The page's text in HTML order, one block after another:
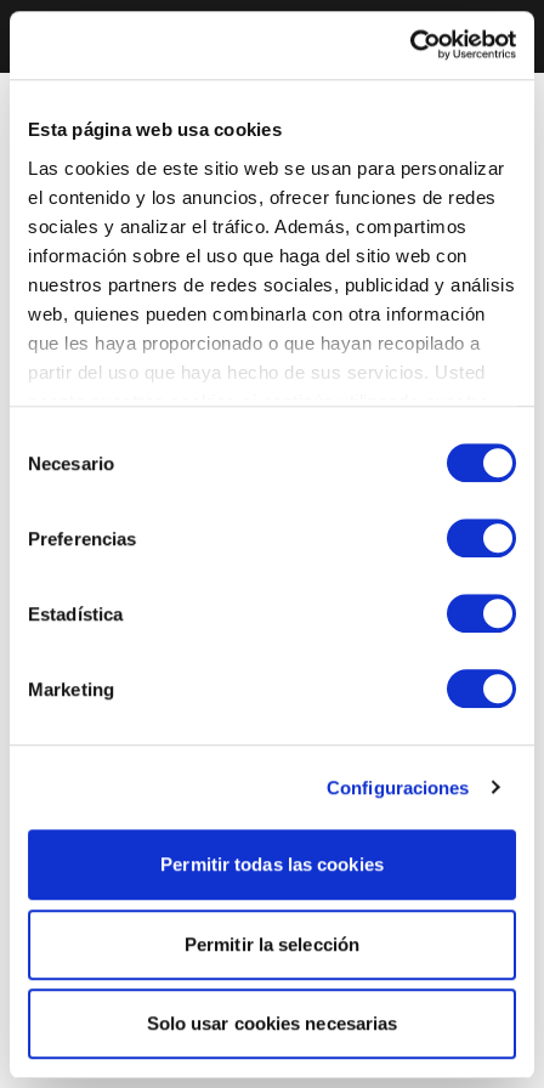
Esta página web usa cookies
Las cookies de este sitio web se usan para personalizar
el contenido y los anuncios, ofrecer funciones de redes
sociales y analizar el tráfico. Además, compartimos
información sobre el uso que haga del sitio web con
nuestros partners de redes sociales, publicidad y análisis
web, quienes pueden combinarla con otra información
que les haya proporcionado o que hayan recopilado a
partir del uso que haya hecho de sus servicios. Usted
Necesario
Preferencias
Estadística
Marketing
Configuraciones
Permitir todas las cookies
Permitir la selección
Solo usar cookies necesarias